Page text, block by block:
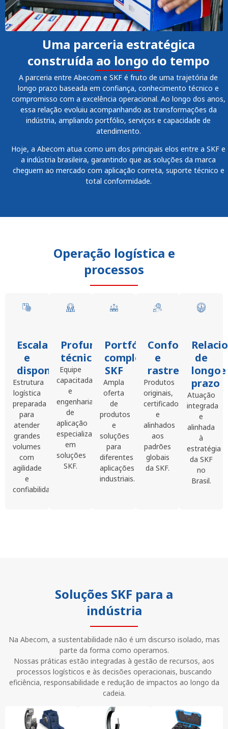
Uma parceria estratégica
construída ao longo do tempo
A parceria entre Abecom e SKF é fruto de uma trajetória de
longo prazo baseada em confiança, conhecimento técnico e
compromisso com a excelência operacional. Ao longo dos anos,
essa relação evoluiu acompanhando as transformações da
indústria, ampliando portfólio, serviços e capacidade de
atendimento.
Hoje, a Abecom atua como um dos principais elos entre a SKF e
a indústria brasileira, garantindo que as soluções da marca
cheguem ao mercado com aplicação correta, suporte técnico e
total conformidade.
Operação logística e
processos
Escala
e
disponibilidade
Estrutura
logística
preparada
para
atender
grandes
volumes
com
agilidade
e
confiabilidade.
Profundidade
técnica
Equipe
capacitada
e
engenharia
de
aplicação
especializada
em
soluções
SKF.
Portfólio
completo
SKF
Ampla
oferta
de
produtos
e
soluções
para
diferentes
aplicações
industriais.
Conformidade
e
rastreabilidade
Produtos
originais,
certificados
e
alinhados
aos
padrões
globais
da SKF.
de
longo
prazo
Atuação
integrada
e
alinhada
à
estratégia
da SKF
no
Brasil.
Soluções SKF para a
indústria
Na Abecom, a sustentabilidade não é um discurso isolado, mas
parte da forma como operamos.
Nossas práticas estão integradas à gestão de recursos, aos
processos logísticos e às decisões operacionais, buscando
eficiência, responsabilidade e redução de impactos ao longo da
cadeia.